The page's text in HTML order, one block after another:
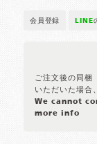
会員登録 LINE
ご注文後の同梱
いただいた場合
We cannot
more info